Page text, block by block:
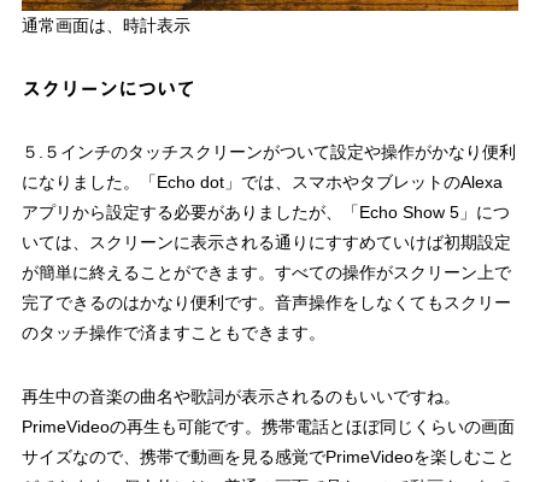
通常画面は、時計表示
スクリーンについて
５.５インチのタッチスクリーンがついて設定や操作がかなり便利
になりました。「Echo dot」では、スマホやタブレットのAlexa
アプリから設定する必要がありましたが、「Echo Show 5」につ
いては、スクリーンに表示される通りにすすめていけば初期設定
が簡単に終えることができます。すべての操作がスクリーン上で
完了できるのはかなり便利です。音声操作をしなくてもスクリー
のタッチ操作で済ますこともできます。
再生中の音楽の曲名や歌詞が表示されるのもいいですね。
PrimeVideoの再生も可能です。携帯電話とほぼ同じくらいの画面
サイズなので、携帯で動画を見る感覚でPrimeVideoを楽しむこと